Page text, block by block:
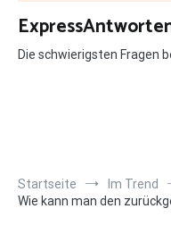
Zum
Inhalt
springen
Die schwierigsten Fragen
Startseite
Im Trend
Wie kann man den